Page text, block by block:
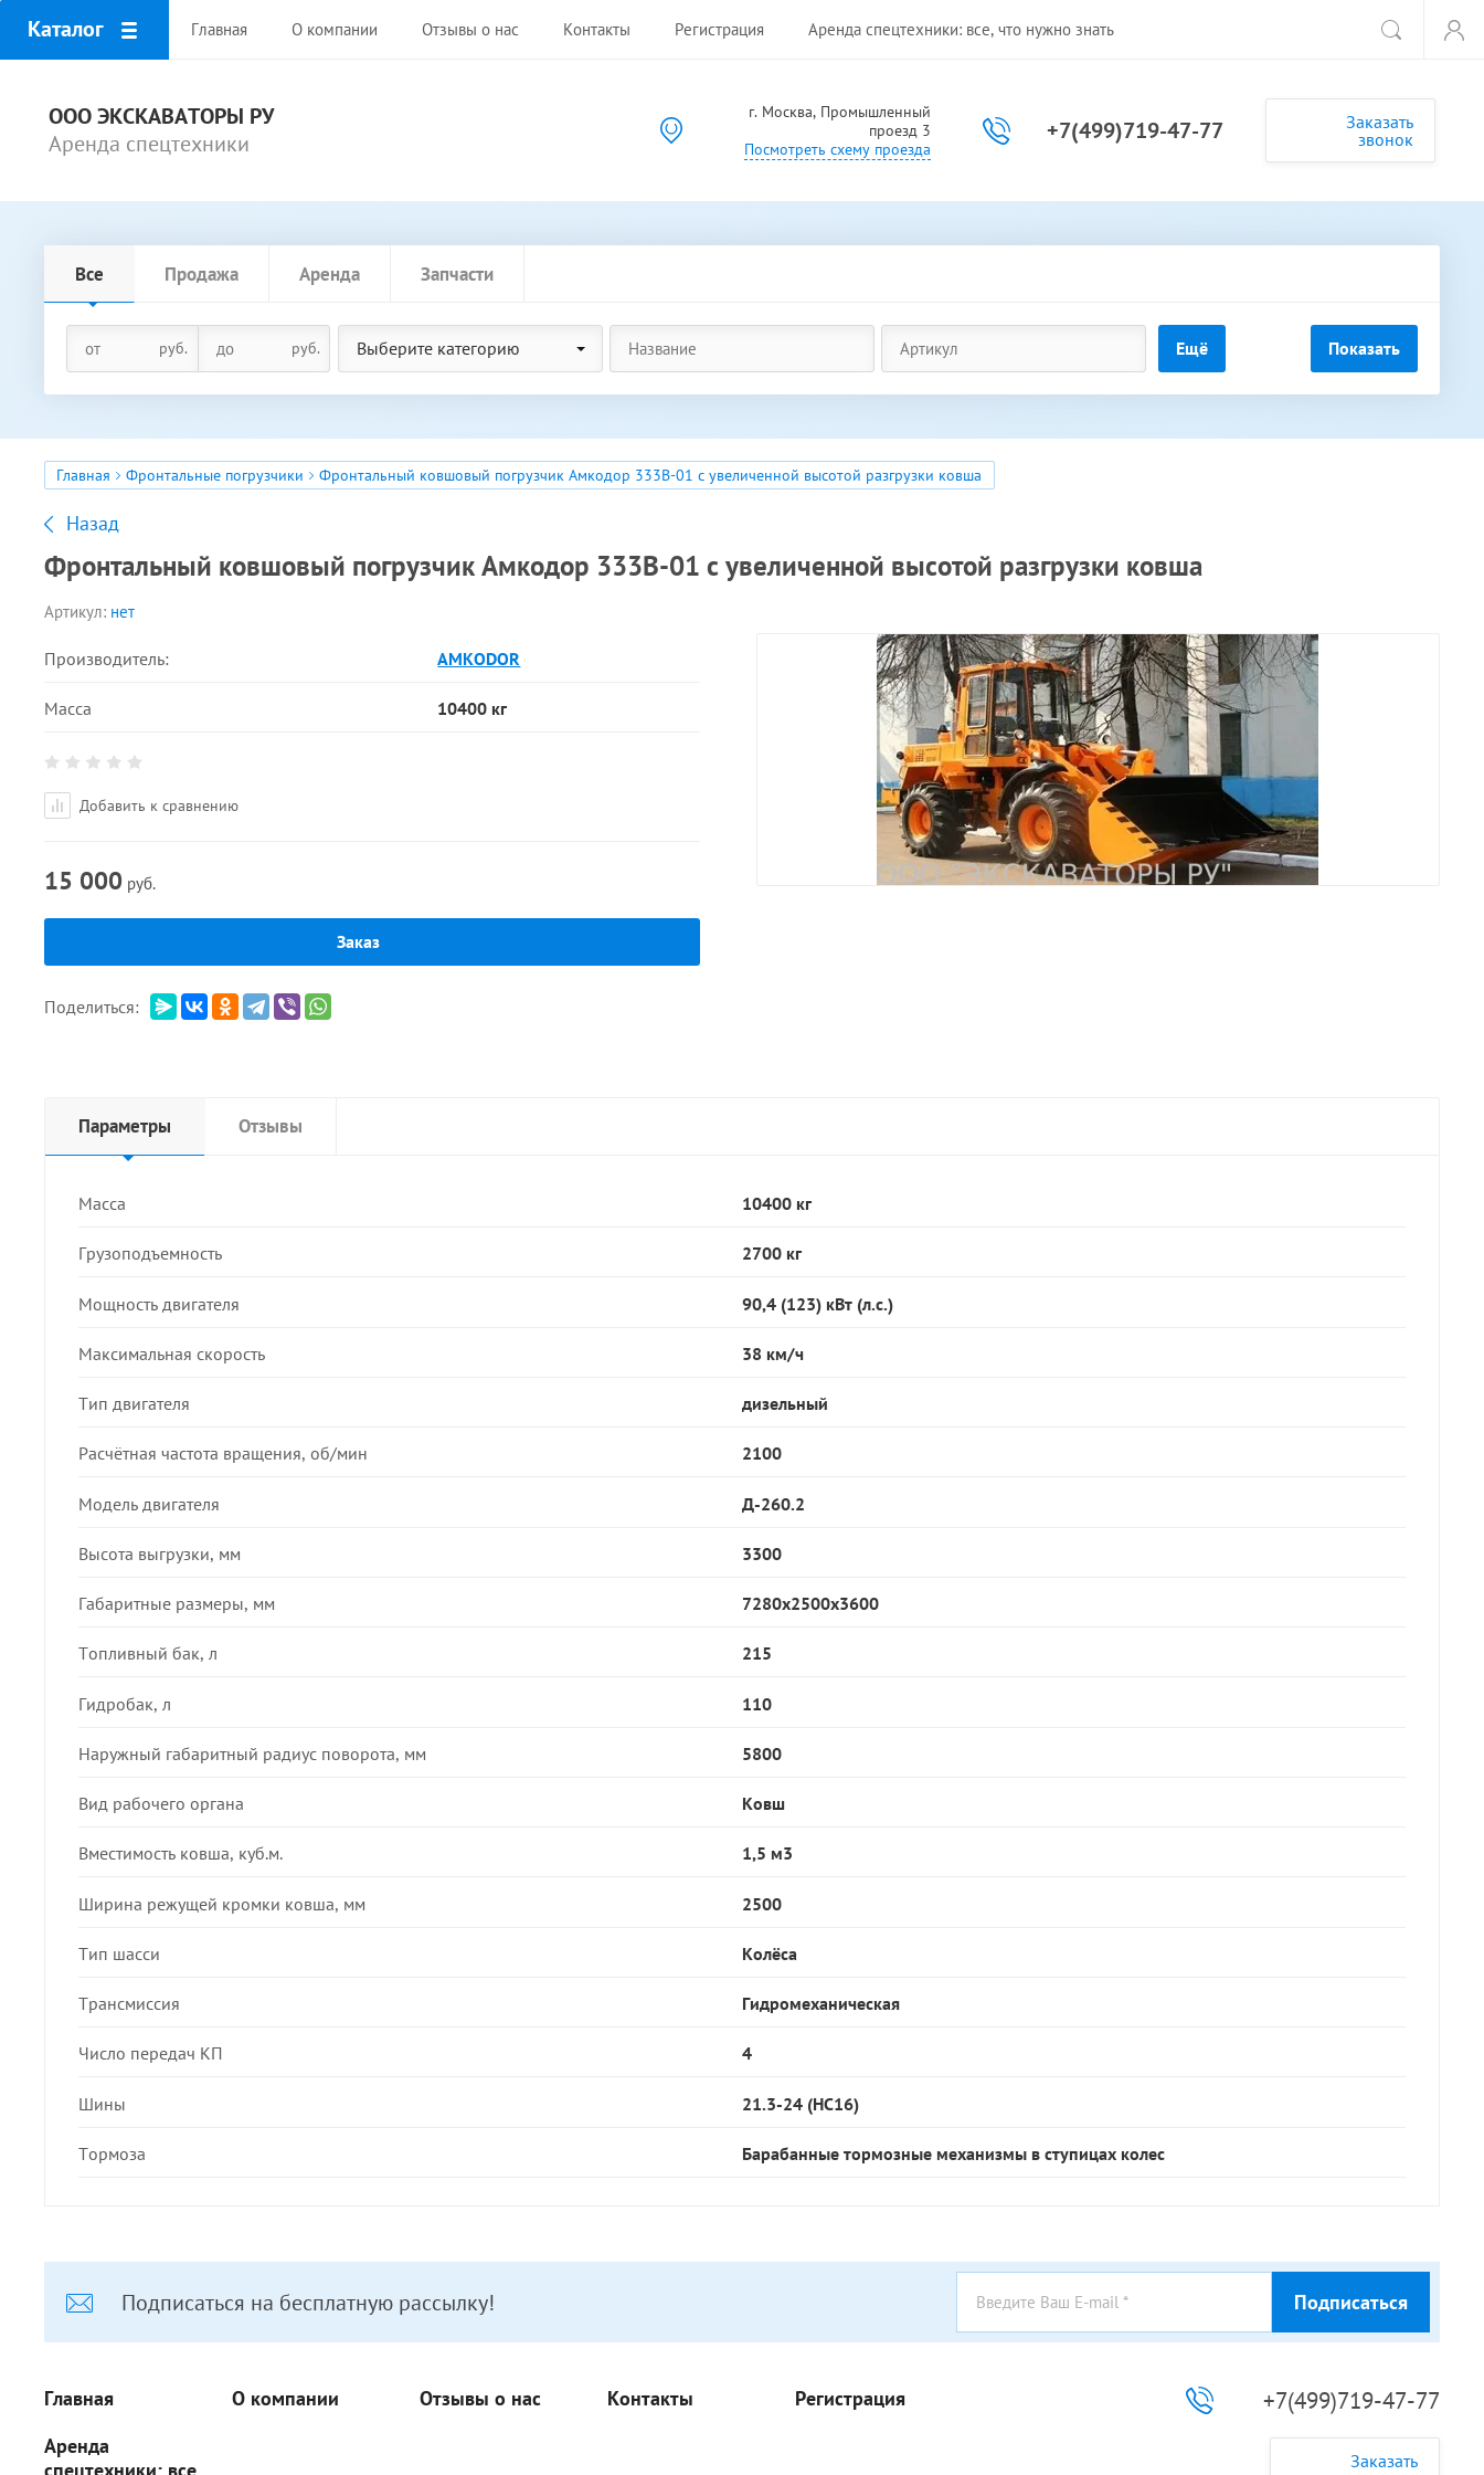
Каталог Главная О компании Отзывы о нас Контакты Регистрация Аренда спецтехники: все, что нужно знать
ООО ЭКСКАВАТОРЫ РУ
Аренда спецтехники
г. Москва, Промышленный
проезд 3
Посмотреть схему проезда
+7(499)719-47-77
Заказать
звонок
Все Продажа Аренда Запчасти
руб. руб. Выберите категорию Ещё Показать
Главная Фронтальные погрузчики Фронтальный ковшовый погрузчик Амкодор 333В-01 с увеличенной высотой разгрузки ковша
Назад
Фронтальный ковшовый погрузчик Амкодор 333В-01 с увеличенной высотой разгрузки ковша
Артикул: нет
Производитель: AMKODOR
Масса 10400 кг
Добавить к сравнению
15 000 руб.
Заказ
Поделиться:
Параметры Отзывы
Масса 10400 кг
Грузоподъемность 2700 кг
Мощность двигателя 90,4 (123) кВт (л.с.)
Максимальная скорость 38 км/ч
Тип двигателя дизельный
Расчётная частота вращения, об/мин 2100
Модель двигателя Д-260.2
Высота выгрузки, мм 3300
Габаритные размеры, мм 7280x2500x3600
Топливный бак, л 215
Гидробак, л 110
Наружный габаритный радиус поворота, мм 5800
Вид рабочего органа Ковш
Вместимость ковша, куб.м. 1,5 м3
Ширина режущей кромки ковша, мм 2500
Тип шасси Колёса
Трансмиссия Гидромеханическая
Число передач КП 4
Шины 21.3-24 (НС16)
Тормоза Барабанные тормозные механизмы в ступицах колес
Подписаться на бесплатную рассылку! Подписаться
Главная О компании Отзывы о нас Контакты
Регистрация
Аренда
+7(499)719-47-77
Заказать